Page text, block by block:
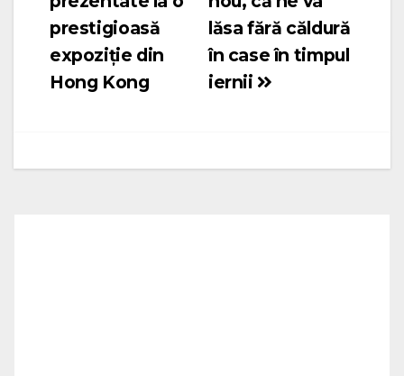
lăsa fără căldură
în case în timpul
iernii
prestigioasă
expoziție din
Hong Kong